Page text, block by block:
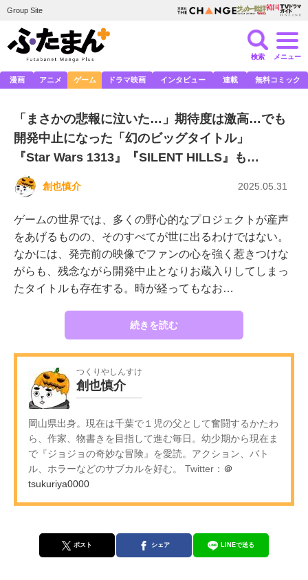
Group Site
検索 メニュー
漫画 アニメ ゲーム ドラマ映画 インタビュー 連載 無料コミック
「まさかの悲報に泣いた…」期待度は激高…でも
開発中止になった「幻のビッグタイトル」
『Star Wars 1313』『SILENT HILLS』も…
創也慎介 2025.05.31
ゲームの世界では、多くの野心的なプロジェクトが産声
をあげるものの、そのすべてが世に出るわけではない。
なかには、発売前の映像でファンの心を強く惹きつけな
がらも、残念ながら開発中止となりお蔵入りしてしまっ
たタイトルも存在する。時が経ってもなお…
続きを読む
つくりやしんすけ
創也慎介
岡山県出身。現在は千葉で１児の父として奮闘するかたわ
ら、作家、物書きを目指して進む毎日。幼少期から現在ま
で『ジョジョの奇妙な冒険』を愛読。アクション、バト
ル、ホラーなどのサブカルを好む。 Twitter： ＠
tsukuriya0000
ポスト シェア LINEで送る